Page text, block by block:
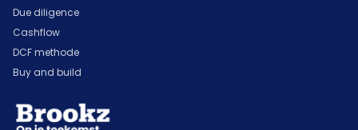
Due diligence
Cashflow
DCF methode
Buy and build